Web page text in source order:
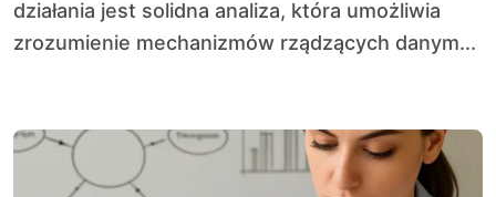
działania jest solidna analiza, która umożliwia
zrozumienie mechanizmów rządzących danym...